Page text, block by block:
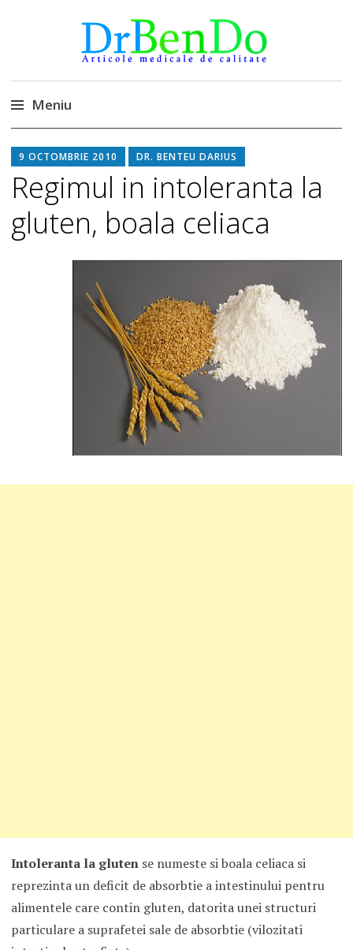
DrBendo.ro
Alimentatia sa iti fie medicatia
Meniu
la
conținut
9 OCTOMBRIE 2010 DR. BENTEU DARIUS
Regimul in intoleranta la
gluten, boala celiaca
Intoleranta la glutense numeste si boala celiaca si
reprezinta un deficit de absorbtie a intestinului pentru
alimentele care contin gluten, datorita unei structuri
particulare a suprafetei sale de absorbtie (vilozitati